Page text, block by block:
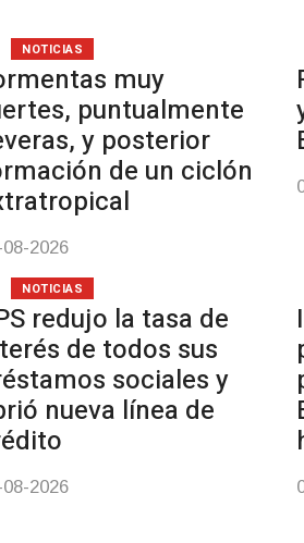
muy
puntualmente
y posterior
de un ciclón
08-2026
NOTICIAS
redujo la tasa de
de todos sus
sociales y
nueva línea de
08-2026
NOTICIAS